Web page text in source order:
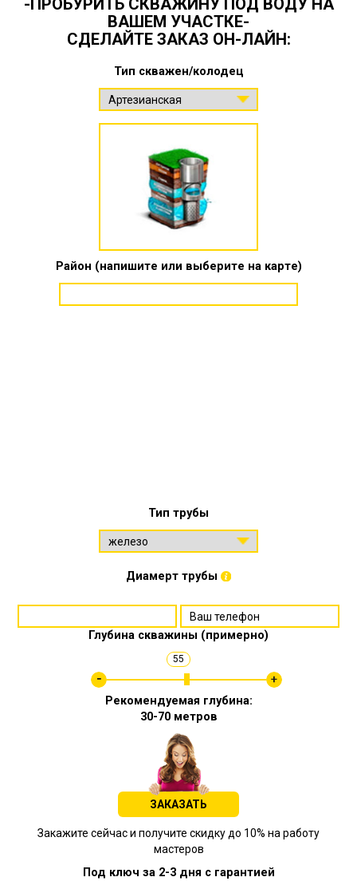
ВАШЕМ УЧАСТКЕ-
СДЕЛАЙТЕ ЗАКАЗ ОН-ЛАЙН:
Тип скважен/колодец
Район (напишите или выберите на карте)
Тип трубы
Диамерт трубы
Глубина скважины (примерно)
55
Рекомендуемая глубина:
30-70 метров
ЗАКАЗАТЬ
Закажите сейчас и получите скидку до 10% на работу
мастеров
Под ключ за 2-3 дня с гарантией